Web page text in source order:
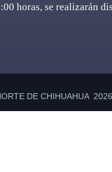
horas, se realizarán
DE CHIHUAHUA